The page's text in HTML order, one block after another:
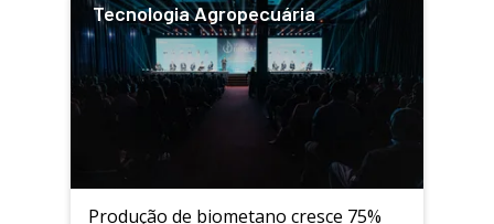
Tecnologia Agropecuária
Produção de biometano cresce 75%